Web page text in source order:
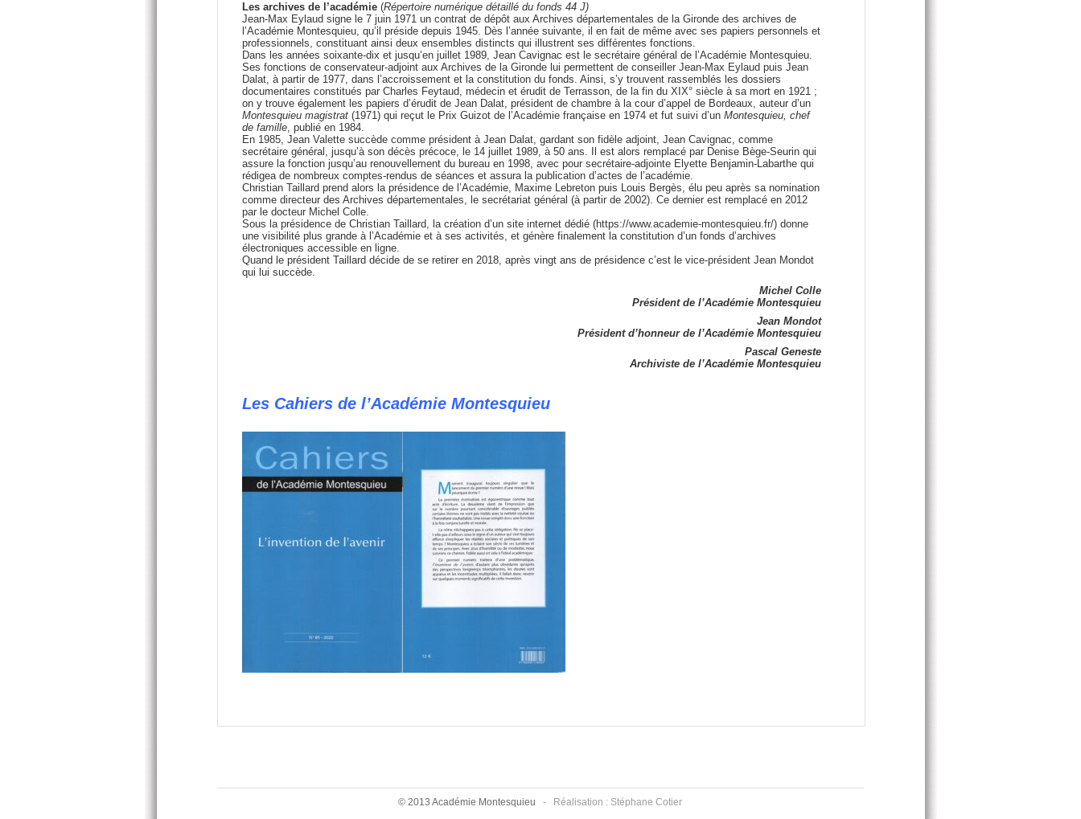
Les archives de l’académie (Répertoire numérique détaillé du fonds 44 J)
Jean-Max Eylaud signe le 7 juin 1971 un contrat de dépôt aux Archives départementales de la Gironde des archives de
l’Académie Montesquieu, qu’il préside depuis 1945. Dès l’année suivante, il en fait de même avec ses papiers personnels et
professionnels, constituant ainsi deux ensembles distincts qui illustrent ses différentes fonctions.
Dans les années soixante-dix et jusqu’en juillet 1989, Jean Cavignac est le secrétaire général de l’Académie Montesquieu.
Ses fonctions de conservateur-adjoint aux Archives de la Gironde lui permettent de conseiller Jean-Max Eylaud puis Jean
Dalat, à partir de 1977, dans l’accroissement et la constitution du fonds. Ainsi, s’y trouvent rassemblés les dossiers
documentaires constitués par Charles Feytaud, médecin et érudit de Terrasson, de la fin du XIX° siècle à sa mort en 1921 ;
on y trouve également les papiers d’érudit de Jean Dalat, président de chambre à la cour d’appel de Bordeaux, auteur d’un
Montesquieu magistrat(1971) qui reçut le Prix Guizot de l’Académie française en 1974 et fut suivi d’un Montesquieu, chef
de famille, publié en 1984.
En 1985, Jean Valette succède comme président à Jean Dalat, gardant son fidèle adjoint, Jean Cavignac, comme
secrétaire général, jusqu’à son décès précoce, le 14 juillet 1989, à 50 ans. Il est alors remplacé par Denise Bège-Seurin qui
assure la fonction jusqu’au renouvellement du bureau en 1998, avec pour secrétaire-adjointe Elyette Benjamin-Labarthe qui
rédigea de nombreux comptes-rendus de séances et assura la publication d’actes de l’académie.
Christian Taillard prend alors la présidence de l’Académie, Maxime Lebreton puis Louis Bergès, élu peu après sa nomination
comme directeur des Archives départementales, le secrétariat général (à partir de 2002). Ce dernier est remplacé en 2012
par le docteur Michel Colle.
Sous la présidence de Christian Taillard, la création d’un site internet dédié (https://www.academie-montesquieu.fr/) donne
une visibilité plus grande à l’Académie et à ses activités, et génère finalement la constitution d’un fonds d’archives
électroniques accessible en ligne.
Quand le président Taillard décide de se retirer en 2018, après vingt ans de présidence c’est le vice-président Jean Mondot
qui lui succède.
Michel Colle
Président de l’Académie Montesquieu
Jean Mondot
Président d’honneur de l’Académie Montesquieu
Pascal Geneste
Archiviste de l’Académie Montesquieu
Les Cahiers de l’Académie Montesquieu
© 2013 Académie Montesquieu - Réalisation : Stéphane Cotier